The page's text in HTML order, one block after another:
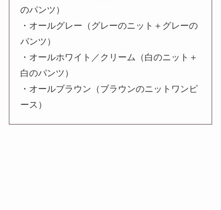
のパンツ）
・オールグレー（グレーのニット＋グレーの
パンツ）
・オールホワイト／クリーム（白のニット＋
白のパンツ）
・オールブラウン（ブラウンのニットワンピ
ース）